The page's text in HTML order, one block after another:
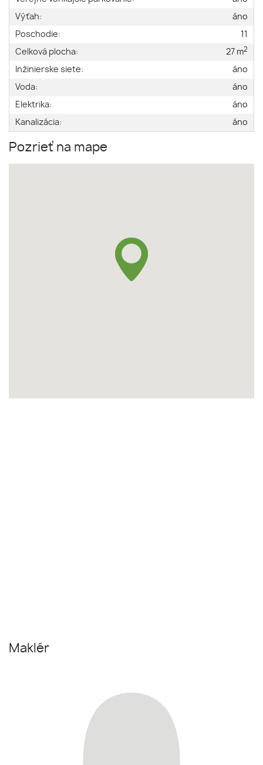
Výťah:
áno
Poschodie:
11
Celková plocha:
27 m2
Inžinierske siete:
áno
Voda:
áno
Elektrika:
áno
Kanalizácia:
áno
Pozrieť na mape
Maklér